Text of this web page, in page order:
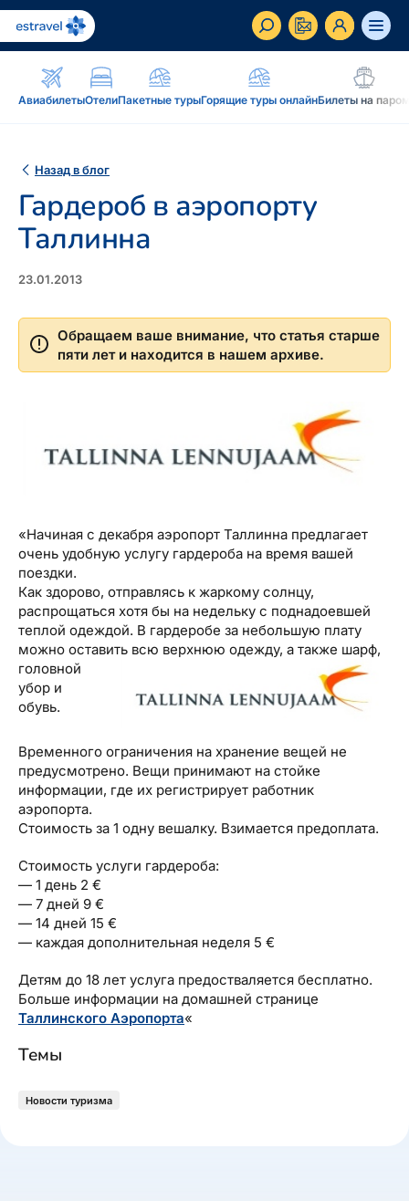
АвиабилетыОтелиПакетные турыГорящие туры онлайнБилеты на
RU EN
преимущества, услуги...
Вдохновение и блог
Блог, подкасты, журнал Traveller, новостная
Подкаст
Новостная рассылка
Рассрочка, подарочная карточка Estravel,
интернет-магазин: reisikaubad.ee, Airalo eSim...
Reisikaubad.ee
Бонусные пункты, Золотая карточка, Platinum
Бонусные пункты
новости...
О компании
Контакты
Наши консультанты
Приходите на работу
Новости
Назад в блог
Гардероб в аэропорту
Таллинна
23.01.2013
Обращаем ваше внимание, что статья старше
пяти лет и находится в нашем архиве.
«Начиная с декабря аэропорт Таллинна предлагает
очень удобную услугу гардероба на время вашей
поездки.
Как здорово, отправлясь к жаркому солнцу,
распрощаться хотя бы на недельку с поднадоевшей
теплой одеждой. В гардеробе за небольшую плату
можно оставить всю верхнюю одежду, а также шарф,
головной
убор и
обувь.
Временного ограничения на хранение вещей не
предусмотрено. Вещи принимают на стойке
информации, где их регистрирует работник
аэропорта.
Стоимость за 1 одну вешалку. Взимается предоплата.
Стоимость услуги гардероба:
— 1 день 2 €
— 7 дней 9 €
— 14 дней 15 €
— каждая дополнительная неделя 5 €
Детям до 18 лет услуга предостваляется бесплатно.
Больше информации на домашней странице
Таллинского Аэропорта«
Темы
Новости туризма